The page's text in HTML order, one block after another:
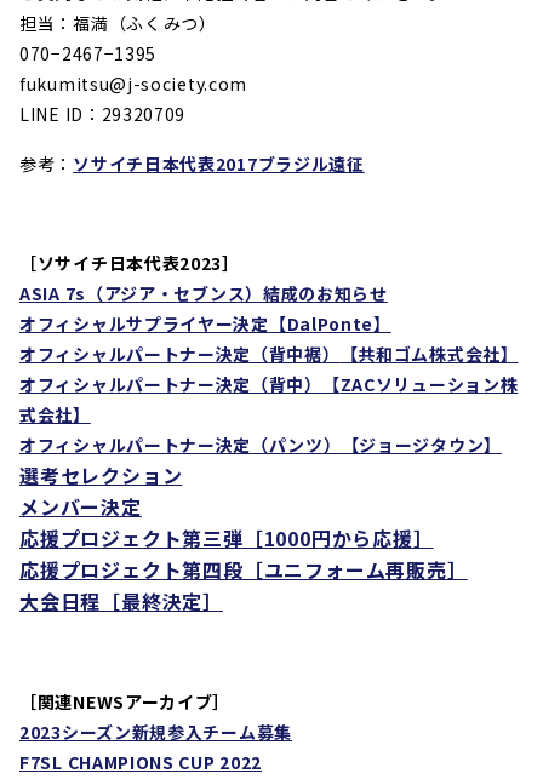
担当：福満（ふくみつ）
070−2467−1395
fukumitsu@j-society.com
LINE ID：29320709
参考： ソサイチ日本代表2017ブラジル遠征
［ソサイチ日本代表2023］
ASIA 7s （アジア・セブンス）結成のお知らせ
オフィシャルサプライヤー決定 【DalPonte】
オフィシャルパートナー決定（背中裾）
【共和ゴム株式会社】
オフィシャルパートナー決定（背中）【ZACソリューション株
式会社】
オフィシャルパートナー決定（パンツ）【ジョージタウン】
選考セレクション
メンバー決定
応援プロジェクト第三弾［1000円から応援］
応援プロジェクト第四段［ユニフォーム再販売］
大会日程［最終決定］
［関連NEWSアーカイブ］
2023シーズン新規参入チーム募集
F7SL CHAMPIONS CUP 2022